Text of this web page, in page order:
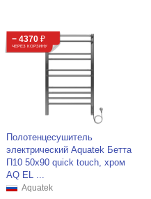
− 4370 ₽
ЧЕРЕЗ КОРЗИНУ
Полотенцесушитель
электрический Aquatek Бетта
П10 50x90 quick touch, хром
AQ EL ...
Aquatek